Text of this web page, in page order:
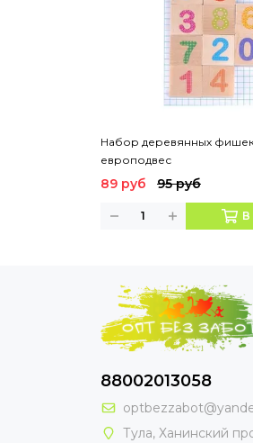
Набор деревянных
европодвес
89 руб 95 руб
В
88002013058
Тула, Ханинский